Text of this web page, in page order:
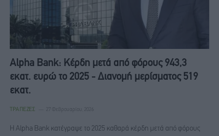
Alpha Bank: Κέρδη μετά από φόρους 943,3
εκατ. ευρώ το 2025 - Διανομή μερίσματος 519
εκατ.
ΤΡΆΠΕΖΕΣ 27 Φεβρουαρίου, 2026
Η Alpha Bank κατέγραψε το 2025 καθαρά κέρδη μετά από φόρους